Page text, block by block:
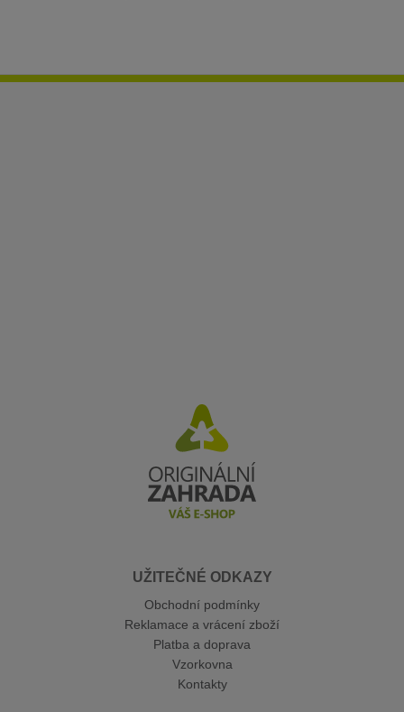
UŽITEČNÉ ODKAZY
Obchodní podmínky
Reklamace a vrácení zboží
Platba a doprava
Vzorkovna
Kontakty